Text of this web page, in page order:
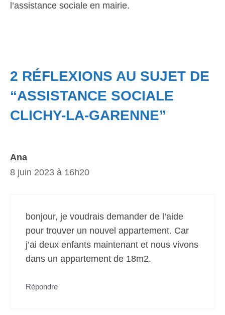
l’assistance sociale en mairie.
2 RÉFLEXIONS AU SUJET DE
“ASSISTANCE SOCIALE
CLICHY-LA-GARENNE”
Ana
8 juin 2023 à 16h20
bonjour, je voudrais demander de l’aide
pour trouver un nouvel appartement. Car
j’ai deux enfants maintenant et nous vivons
dans un appartement de 18m2.
Répondre